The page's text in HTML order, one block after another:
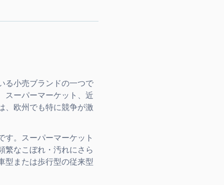
る小売ブランドの一つで
スーパーマーケット、近
、欧州でも特に競争が激
す。スーパーマーケット
繁なこぼれ・汚れにさら
型または歩行型の従来型